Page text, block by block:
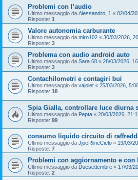
Problemi con l’audio
Ultimo messaggio da Alessandro_1 « 02/04/
Risposte: 1
Valore autonomia carburante
Ultimo messaggio da miro102 « 30/03/2026,
Risposte: 3
Problema con audio android auto
Ultimo messaggio da Sara.68 « 28/03/2026,
Risposte: 3
Contachilometri e contagiri bui
Ultimo messaggio da vajolet « 25/03/2026,
Risposte: 18
Spia Gialla, controllare luce diurna
Ultimo messaggio da Pepta « 20/03/2026,
Risposte: 99
consumo liquido circuito di
Ultimo messaggio da JjoeRlineCielo « 19/03/
Risposte: 7
Problemi con aggiornamento e
Ultimo messaggio da Duesettembre « 17/03/
Risposte: 2